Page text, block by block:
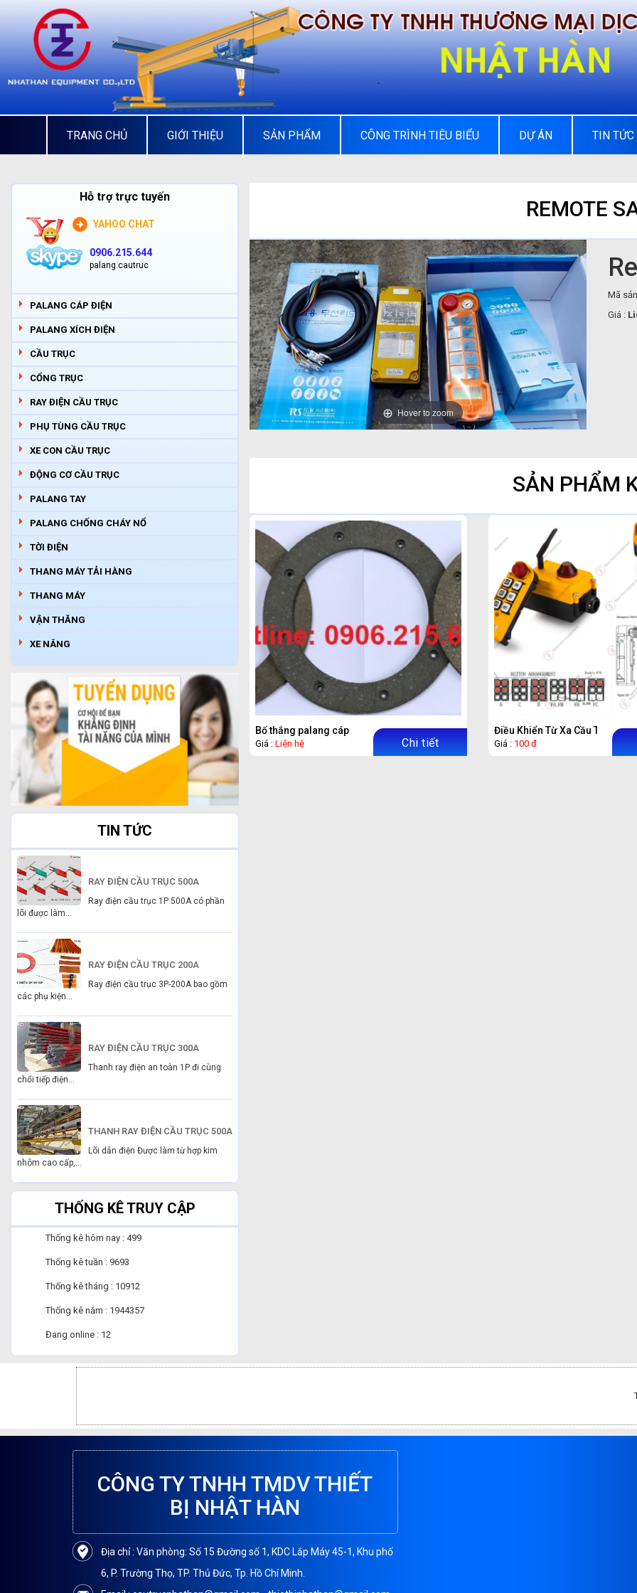
TRANG CHỦ GIỚI THIỆU SẢN PHẨM CÔNG TRÌNH TIÊU BIỂU DỰ ÁN TIN TỨC
Hỗ trợ trực tuyến
YAHOO CHAT
0906.215.644
palang.cautruc
PALANG CÁP ĐIỆN
PALANG XÍCH ĐIỆN
CẦU TRỤC
CỔNG TRỤC
RAY ĐIỆN CẦU TRỤC
PHỤ TÙNG CẦU TRỤC
XE CON CẦU TRỤC
ĐỘNG CƠ CẦU TRỤC
PALANG TAY
PALANG CHỐNG CHÁY NỔ
TỜI ĐIỆN
THANG MÁY TẢI HÀNG
THANG MÁY
VẬN THĂNG
XE NÂNG
TIN TỨC
RAY ĐIỆN CẦU TRỤC 500A
Ray điện cầu trục 1P 500A có phần
lõi được làm...
RAY ĐIỆN CẦU TRỤC 200A
Ray điện cầu trục 3P-200A bao gồm
các phụ kiện...
RAY ĐIỆN CẦU TRỤC 300A
Thanh ray điện an toàn 1P đi cùng
chổi tiếp điện...
THANH RAY ĐIỆN CẦU TRỤC 500A
Lõi dẫn điện Được làm từ hợp kim
nhôm cao cấp,...
THỐNG KÊ TRUY CẬP
Thống kê hôm nay : 499
Thống kê tuần : 9693
Thống kê tháng : 10912
Thống kê năm : 1944357
Đang online : 12
REMOTE
Hover to zoom
Mã
Giá :
SẢN PHẨM
Bố thắng palang cáp
Giá : Liên hệ Chi tiết
Điều Khiển Từ Xa Cầu Trục
Giá : 100 đ
CÔNG TY TNHH TMDV THIẾT
BỊ NHẬT HÀN
Địa chỉ : Văn phòng: Số 15 Đường số 1, KDC Lắp Máy 45-1, Khu phố
6, P. Trường Thọ, TP. Thủ Đức, Tp. Hồ Chí Minh.